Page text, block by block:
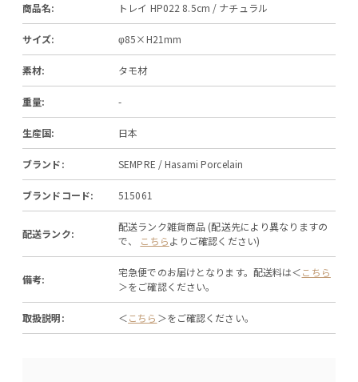
商品名: トレイ HP022 8.5cm / ナチュラル
サイズ: φ85×H21mm
素材: タモ材
重量: -
生産国: 日本
ブランド: SEMPRE / Hasami Porcelain
ブランドコード: 515061
配送ランク:
配送ランク雑貨商品 (配送先により異なりますの
で、 こちらよりご確認ください)
備考:
宅急便でのお届けとなります。配送料は＜こちら
＞をご確認ください。
取扱説明: ＜こちら ＞をご確認ください。